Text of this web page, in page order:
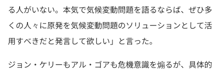
る人がいない。本気で気候変動問題を語るならば、ぜひ多
くの人々に原発を気候変動問題のソリューションとして活
用すべきだと発言して欲しい」と言った。
ジョン・ケリーもアル・ゴアも危機意識を煽るが、具体的